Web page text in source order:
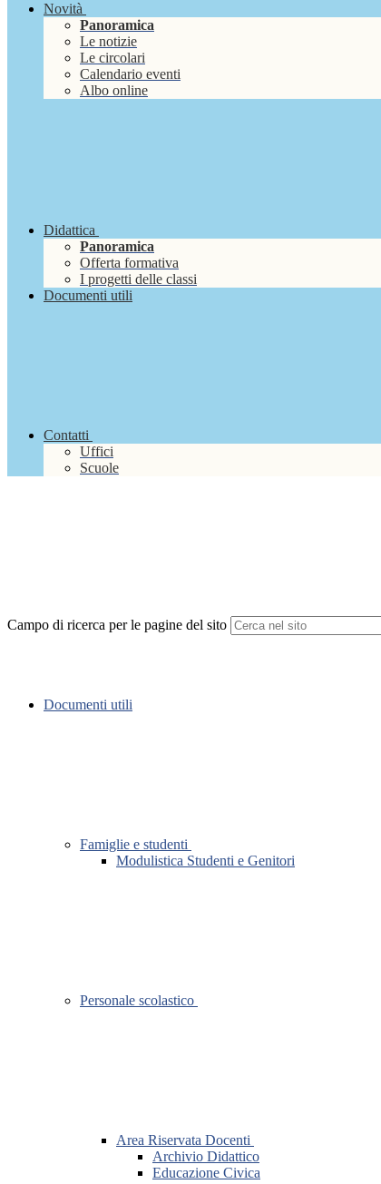
Novità
Panoramica
Le notizie
Le circolari
Calendario eventi
Albo online
Didattica
Panoramica
Offerta formativa
I progetti delle classi
Documenti utili
Contatti
Uffici
Scuole
Campo di ricerca per le pagine del sito
Documenti utili
Famiglie e studenti
Modulistica Studenti e Genitori
Personale scolastico
Area Riservata Docenti
Archivio Didattico
Educazione Civica